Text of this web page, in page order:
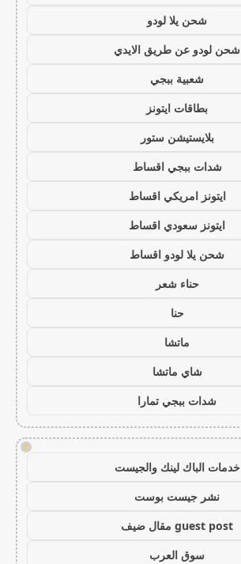
شحن يلا لودو
شحن لودو عن طريق الايدي
شعبية ببجي
بطاقات ايتونز
بلايستيشن ستور
شدات ببجي اقساط
ايتونز امريكي اقساط
ايتونز سعودي اقساط
شحن يلا لودو اقساط
حناء شعر
حنا
ماتشا
شاي ماتشا
شدات ببجي تمارا
!
خدمات الباك لينك والجيست
نشر جيست بوست
guest post مقال ضيف
سوق العرب